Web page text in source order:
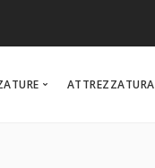
ATTREZZATURA